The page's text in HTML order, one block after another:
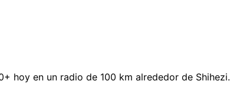
hoy en un radio de 100 km alrededor de Shihezi.